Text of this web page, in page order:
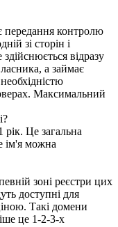
передання контролю
зі сторін і
відразу
а займає
Максимальний
рік. Це загальна
ім'я можна
зоні реєстри цих
доступні для
Такі домени
це 1-2-3-х